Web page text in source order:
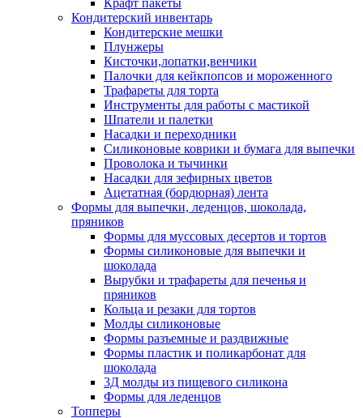
Крафт пакеты
Кондитерский инвентарь
Кондитерские мешки
Плунжеры
Кисточки,лопатки,венчики
Палочки для кейкпопсов и мороженного
Трафареты для торта
Инструменты для работы с мастикой
Шпатели и палетки
Насадки и переходники
Силиконовые коврики и бумага для выпечки
Проволока и тычинки
Насадки для зефирных цветов
Ацетатная (бордюрная) лента
Формы для выпечки, леденцов, шоколада,
пряников
Формы для муссовых десертов и тортов
Формы силиконовые для выпечки и
шоколада
Вырубки и трафареты для печенья и
пряников
Кольца и резаки для тортов
Молды силиконовые
Формы разъемные и раздвижные
Формы пластик и поликарбонат для
шоколада
3Д молды из пищевого силикона
Формы для леденцов
Топперы